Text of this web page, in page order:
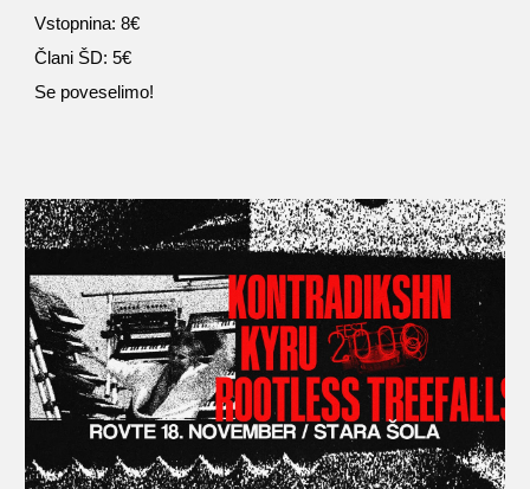
Vstopnina: 8€
Člani ŠD: 5€
Se poveselimo!